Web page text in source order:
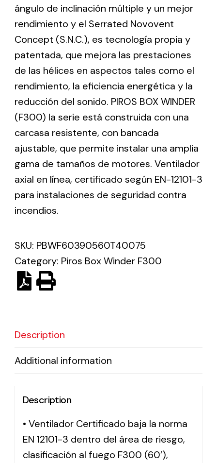
Iluminación Solar
Variedad de soluciones solares para todo tipo
Solar lighting
Variety of solar solutions for all kinds of needs.
ángulo de inclinación múltiple y un mejor
rendimiento y el Serrated Novovent
Concept (S.N.C.), es tecnología propia y
patentada, que mejora las prestaciones
de las hélices en aspectos tales como el
rendimiento, la eficiencia energética y la
reducción del sonido. PIROS BOX WINDER
(F300) la serie está construida con una
carcasa resistente, con bancada
ajustable, que permite instalar una amplia
gama de tamaños de motores. Ventilador
axial en línea, certificado según EN-12101-3
para instalaciones de seguridad contra
incendios.
SKU: PBWF60390560T40075
Category: Piros Box Winder F300
Description
Additional information
Description
• Ventilador Certificado baja la norma
EN 12101-3 dentro del área de riesgo,
clasificación al fuego F300 (60′),